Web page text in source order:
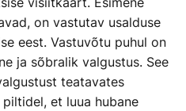
on vastutav usalduse
eest. Vastuvõtu puhul on
ja sõbralik valgustus. See
teatavates
et luua hubane